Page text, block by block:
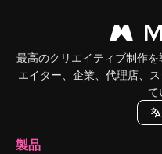
最高のクリエイティブ制作
エイター、企業、代理店、
て
製品